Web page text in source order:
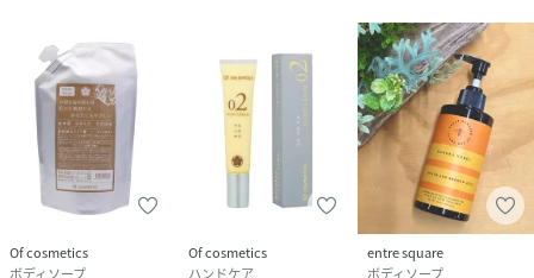
フェノキシエタノール
メチルパラベン
香料
・メーカー名又は販売者名：株式会社オブ・コスメティック
Of cosmetics
ボディソープ
Of cosmetics
ハンドケア
entre square
ボディソープ